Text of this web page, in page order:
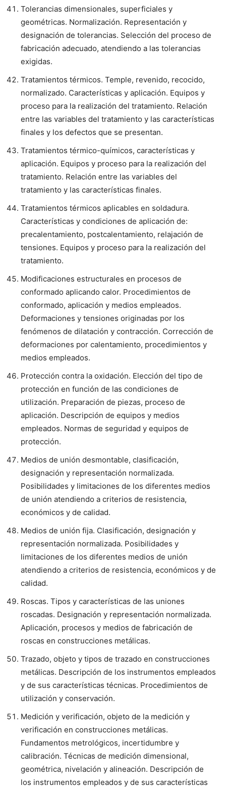
Tolerancias dimensionales, superficiales y
geométricas. Normalización. Representación y
designación de tolerancias. Selección del proceso de
fabricación adecuado, atendiendo a las tolerancias
exigidas.
Tratamientos térmicos. Temple, revenido, recocido,
normalizado. Características y aplicación. Equipos y
proceso para la realización del tratamiento. Relación
entre las variables del tratamiento y las características
finales y los defectos que se presentan.
Tratamientos térmico-químicos, características y
aplicación. Equipos y proceso para la realización del
tratamiento. Relación entre las variables del
tratamiento y las características finales.
Tratamientos térmicos aplicables en soldadura.
Características y condiciones de aplicación de:
precalentamiento, postcalentamiento, relajación de
tensiones. Equipos y proceso para la realización del
tratamiento.
Modificaciones estructurales en procesos de
conformado aplicando calor. Procedimientos de
conformado, aplicación y medios empleados.
Deformaciones y tensiones originadas por los
fenómenos de dilatación y contracción. Corrección de
deformaciones por calentamiento, procedimientos y
medios empleados.
Protección contra la oxidación. Elección del tipo de
protección en función de las condiciones de
utilización. Preparación de piezas, proceso de
aplicación. Descripción de equipos y medios
empleados. Normas de seguridad y equipos de
protección.
Medios de unión desmontable, clasificación,
designación y representación normalizada.
Posibilidades y limitaciones de los diferentes medios
de unión atendiendo a criterios de resistencia,
económicos y de calidad.
Medios de unión fija. Clasificación, designación y
representación normalizada. Posibilidades y
limitaciones de los diferentes medios de unión
atendiendo a criterios de resistencia, económicos y de
calidad.
Roscas. Tipos y características de las uniones
roscadas. Designación y representación normalizada.
Aplicación, procesos y medios de fabricación de
roscas en construcciones metálicas.
Trazado, objeto y tipos de trazado en construcciones
metálicas. Descripción de los instrumentos empleados
y de sus características técnicas. Procedimientos de
utilización y conservación.
Medición y verificación, objeto de la medición y
verificación en construcciones metálicas.
Fundamentos metrológicos, incertidumbre y
calibración. Técnicas de medición dimensional,
geométrica, nivelación y alineación. Descripción de
los instrumentos empleados y de sus características